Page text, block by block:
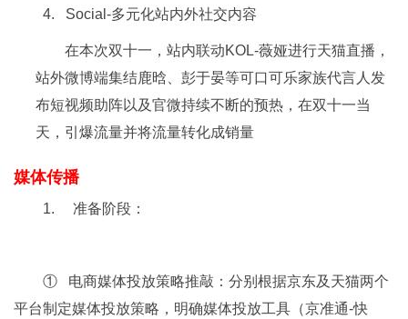
4. Social-多元化站内外社交内容
在本次双十一，站内联动KOL-薇娅进行天猫直播，
站外微博端集结鹿晗、彭于晏等可口可乐家族代言人发
布短视频助阵以及官微持续不断的预热，在双十一当
天，引爆流量并将流量转化成销量
媒体传播
1. 准备阶段：
① 电商媒体投放策略推敲：分别根据京东及天猫两个
平台制定媒体投放策略，明确媒体投放工具（京准通-快